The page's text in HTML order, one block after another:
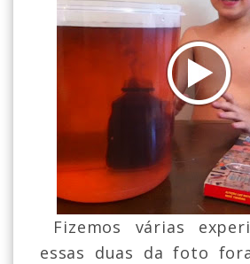
Fizemos várias
essas duas da foto